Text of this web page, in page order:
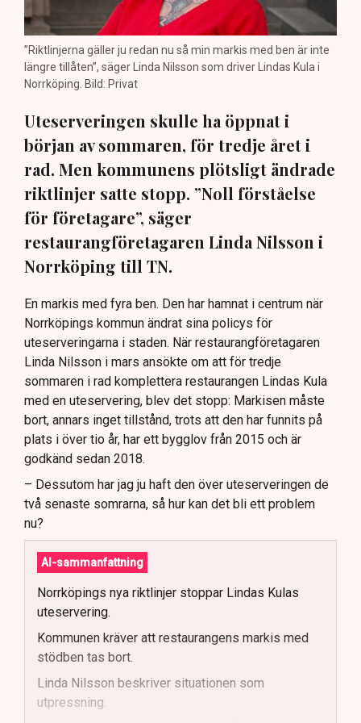
”Riktlinjerna gäller ju redan nu så min markis med ben är inte
längre tillåten”, säger Linda Nilsson som driver Lindas Kula i
Norrköping. Bild: Privat
Uteserveringen skulle ha öppnat i
början av sommaren, för tredje året i
rad. Men kommunens plötsligt ändrade
riktlinjer satte stopp. ”Noll förståelse
för företagare”, säger
restaurangföretagaren Linda Nilsson i
Norrköping till TN.
En markis med fyra ben. Den har hamnat i centrum när
Norrköpings kommun ändrat sina policys för
uteserveringarna i staden. När restaurangföretagaren
Linda Nilsson i mars ansökte om att för tredje
sommaren i rad komplettera restaurangen Lindas Kula
med en uteservering, blev det stopp: Markisen måste
bort, annars inget tillstånd, trots att den har funnits på
plats i över tio år, har ett bygglov från 2015 och är
godkänd sedan 2018.
– Dessutom har jag ju haft den över uteserveringen de
två senaste somrarna, så hur kan det bli ett problem
nu?
AI-sammanfattning
Norrköpings nya riktlinjer stoppar Lindas Kulas
uteservering.
Kommunen kräver att restaurangens markis med
stödben tas bort.
Linda Nilsson beskriver situationen som
utpressning.